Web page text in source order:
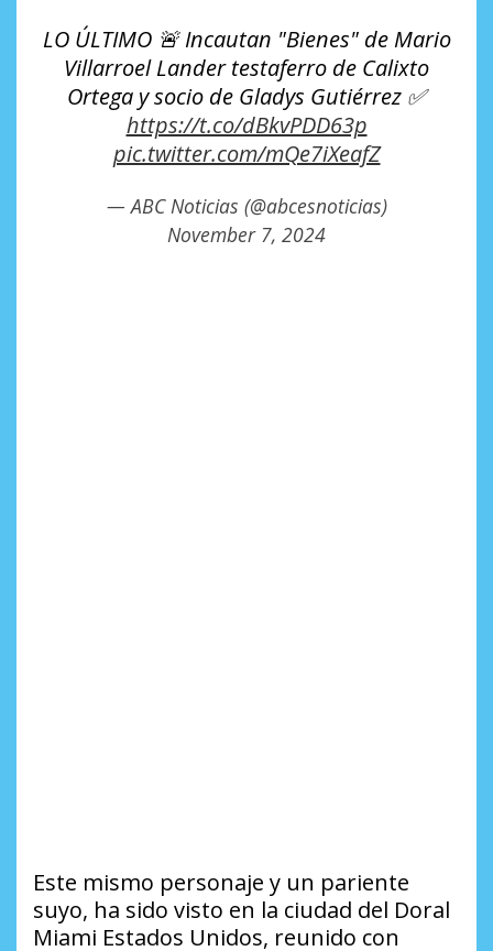
LO ÚLTIMO 🚨 Incautan "Bienes" de Mario
Villarroel Lander testaferro de Calixto
Ortega y socio de Gladys Gutiérrez ✅
https://t.co/dBkvPDD63p
pic.twitter.com/mQe7iXeafZ
— ABC Noticias (@abcesnoticias)
November 7, 2024
Este mismo personaje y un pariente
suyo, ha sido visto en la ciudad del Doral
Miami Estados Unidos, reunido con